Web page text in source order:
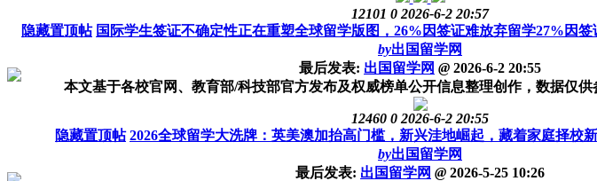
12101 0 2026-6-2 20:57
隐藏置顶帖 国际学生签证不确定性正在重塑全球留学版图，26%因签证难放弃留学27%因签
by出国留学网
最后发表: 出国留学网 @ 2026-6-2 20:55
本文基于各校官网、教育部/科技部官方发布及权威榜单公开信息整理创作，数据仅
12460 0 2026-6-2 20:55
隐藏置顶帖 2026全球留学大洗牌：英美澳加抬高门槛，新兴洼地崛起，藏着家庭择校
by出国留学网
最后发表: 出国留学网 @ 2026-5-25 10:26